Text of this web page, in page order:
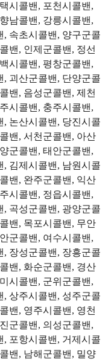
시콜밴, 포천시콜밴,
남콜밴, 강릉시콜밴,
, 속초시콜밴, 양구군콜
밴, 인제군콜밴, 정선
시콜밴, 평창군콜밴,
괴산군콜밴, 단양군콜
밴, 음성군콜밴, 제천
시콜밴, 충주시콜밴,
논산시콜밴, 당진시콜
밴, 서천군콜밴, 아산
군콜밴, 태안군콜밴,
김제시콜밴, 남원시콜
밴, 완주군콜밴, 익산
시콜밴, 정읍시콜밴,
곡성군콜밴, 광양군콜
밴, 목포시콜밴, 무안
군콜밴, 여수시콜밴,
장성군콜밴, 장흥군콜
밴, 화순군콜밴, 경산
시콜밴, 군위군콜밴,
상주시콜밴, 성주군콜
밴, 영주시콜밴, 영천
군콜밴, 의성군콜밴,
포항시콜밴, 거제시콜
밴, 남해군콜밴, 밀양